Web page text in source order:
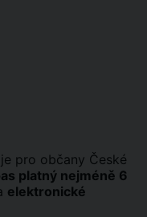
pro občany České
platný nejméně 6
elektronické